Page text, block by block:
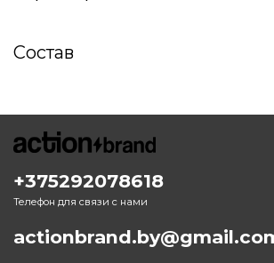
Состав
+375292078618
Телефон для связи с нами